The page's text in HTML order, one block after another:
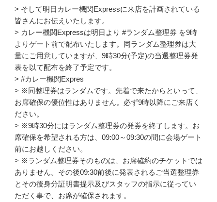
> そして明日カレー機関Expressに来店を計画されている
皆さんにお伝えいたします。
> カレー機関Expressは明日より #ランダム整理券 を9時
よりゲート前で配布いたします。同ランダム整理券は大
量にご用意していますが、9時30分(予定)の当選整理券発
表を以て配布を終了予定です。
> #カレー機関Expres
> ※同整理券はランダムです。先着で来たからといって、
お席確保の優位性はありません。必ず9時以降にご来店く
ださい。
> ※9時30分にはランダム整理券の発券を終了します。お
席確保を希望される方は、09:00～09:30の間に会場ゲート
前にお越しください。
> ※ランダム整理券そのものは、お席確約のチケットでは
ありません。その後09:30前後に発表されるご当選整理券
とその後身分証明書提示及びスタッフの指示に従ってい
ただく事で、お席が確保されます。